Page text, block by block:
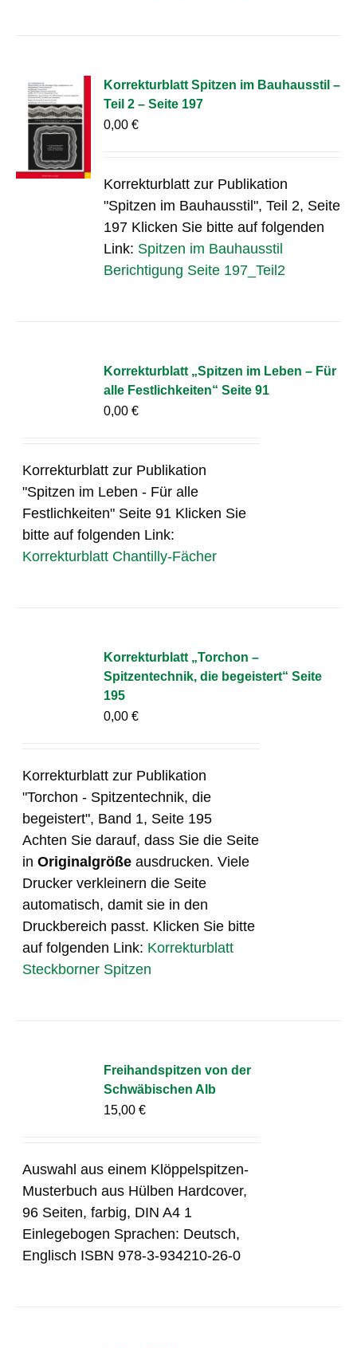
Korrekturblatt Spitzen im Bauhausstil –
Teil 2 – Seite 197
0,00€
Korrekturblatt zur Publikation
"Spitzen im Bauhausstil", Teil 2, Seite
197 Klicken Sie bitte auf folgenden
Link: Spitzen im Bauhausstil
Berichtigung Seite 197_Teil2
Korrekturblatt „Spitzen im Leben – Für
alle Festlichkeiten“ Seite 91
0,00€
Korrekturblatt zur Publikation
"Spitzen im Leben - Für alle
Festlichkeiten" Seite 91 Klicken Sie
bitte auf folgenden Link:
Korrekturblatt Chantilly-Fächer
Korrekturblatt „Torchon –
Spitzentechnik, die begeistert“ Seite
195
0,00€
Korrekturblatt zur Publikation
"Torchon - Spitzentechnik, die
begeistert", Band 1, Seite 195
Achten Sie darauf, dass Sie die Seite
inOriginalgröße ausdrucken. Viele
Drucker verkleinern die Seite
automatisch, damit sie in den
Druckbereich passt. Klicken Sie bitte
auf folgenden Link: Korrekturblatt
Steckborner Spitzen
Freihandspitzen von der
Schwäbischen Alb
15,00€
Auswahl aus einem Klöppelspitzen-
Musterbuch aus Hülben Hardcover,
96 Seiten, farbig, DIN A4 1
Einlegebogen Sprachen: Deutsch,
Englisch ISBN 978-3-934210-26-0